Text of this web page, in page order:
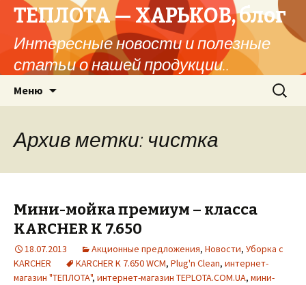
ТЕПЛОТА — ХАРЬКОВ, блог
Интересные новости и полезные
статьи о нашей продукции..
Меню Найти:
Архив метки: чистка
Мини-мойка премиум – класса
KARCHER K 7.650
18.07.2013 Акционные предложения, Новости, Уборка с
KARCHER
KARCHER K 7.650 WCM, Plug'n Clean, интернет-
магазин "ТЕПЛОТА", интернет-магазин TEPLOTA.COM.UA, мини-